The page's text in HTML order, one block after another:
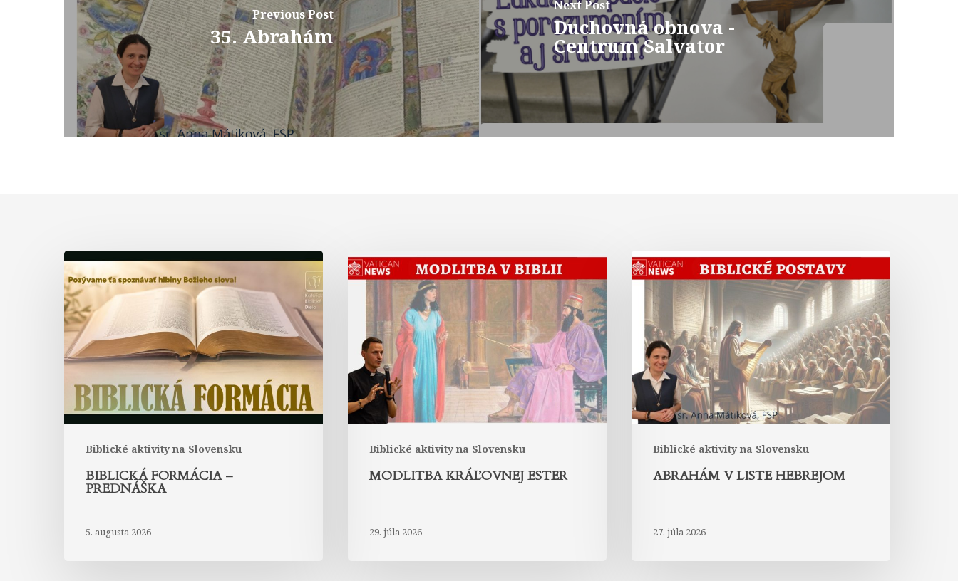
Previous Post
35. Abrahám
Next Post
Duchovná obnova -
Centrum Salvator
Biblické aktivity na Slovensku
Biblická
formácia
–
prednáška
BIBLICKÁ FORMÁCIA –
PREDNÁŠKA
5. augusta 2026
Biblické aktivity na Slovensku
Modlitba
kráľovnej
Ester
MODLITBA KRÁĽOVNEJ ESTER
29. júla 2026
Biblické aktivity na Slovensku
Abrahám
v
Liste
Hebrejom
ABRAHÁM V LISTE HEBREJOM
27. júla 2026